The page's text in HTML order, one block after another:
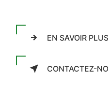
EN SAVOIR PLUS
CONTACTEZ-